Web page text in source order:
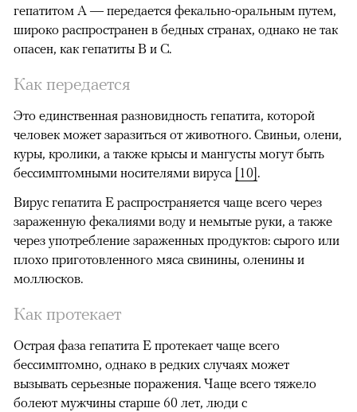
гепатитом A — передается фекально-оральным путем,
широко распространен в бедных странах, однако не так
опасен, как гепатиты B и C.
Как передается
Это единственная разновидность гепатита, которой
человек может заразиться от животного. Свиньи, олени,
куры, кролики, а также крысы и мангусты могут быть
бессимптомными носителями вируса [10].
Вирус гепатита E распространяется чаще всего через
зараженную фекалиями воду и немытые руки, а также
через употребление зараженных продуктов: сырого или
плохо приготовленного мяса свинины, оленины и
моллюсков.
Как протекает
Острая фаза гепатита Е протекает чаще всего
бессимптомно, однако в редких случаях может
вызывать серьезные поражения. Чаще всего тяжело
болеют мужчины старше 60 лет, люди с